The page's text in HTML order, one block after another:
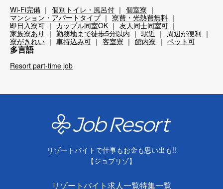
Wi-Fi完備 個別トイレ・風呂付
個室寮
マンション・アパートタイプ
寮費・光熱費無料
即日入寮可
カップル同室OK
友人同士同室可
家族寮あり
勤務地まで徒歩5分以内 駅近
周辺が便利
寮がきれい
車持込み可 客室寮 館内寮 ペット可
多言語
Resort part-time job
リゾートバイトで仕事もお金も思い出も!!
【ジョブリゾ】
リゾートバイト求人一覧特集一覧